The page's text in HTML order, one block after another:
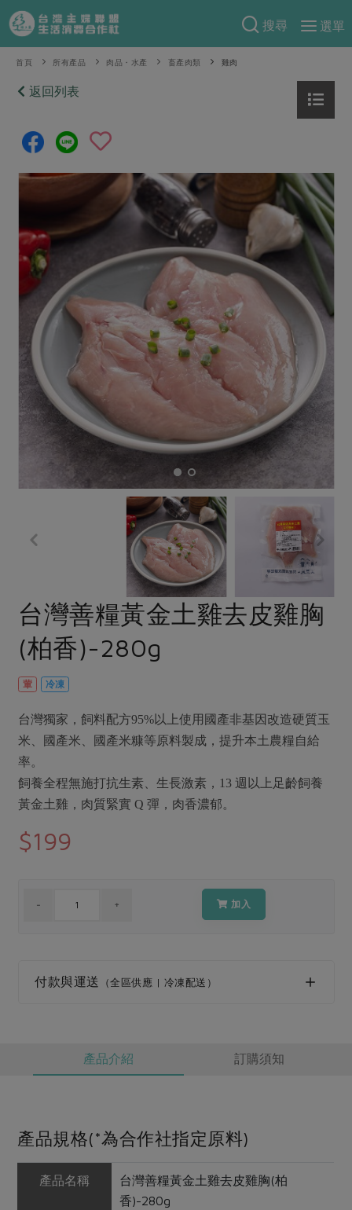
搜尋
選單
產品分類
當季蔬果
芽苗類
辛香料類
奶蛋豆・五穀
蛋 乳製品
豆製品 米麵雜糧
肉品・水產
畜產肉類 水產
水畜加工品
調理食材・點心
休閒零嘴 沖泡飲品
個人清潔
家庭清潔 織品
日用品
防災用品
最新產品
素食專區
樂齡友善
食譜料理
食材
海鮮
常備菜
蔬食
蛋料理
料理方式
烘焙．點心
醬料
湯品．鍋物
主題食譜
異國料理
養身食補
節慶大餐
高麗菜海鮮煎餅
特別企畫
預購活動
把最好的台灣味帶回家！
防災用品預購圓滿結束
2026年端午節預購圓滿結束
更多預購活動
當季產品
合作25-經典快閃最後一週
合作25-精選產品第四彈
合作25-精選產品第三彈
主婦聯盟X樂齡網特約優惠案
2024農業發展計畫年度報告
更多議題活動
把最好的台灣味帶回家！
綠主張
主婦食堂 一籃菜真心話
社內大小事 合作聯合國
產品故事 生活提案
樂齡生活 親子食育
廚房瑜伽
關注議題
減硝酸鹽
非基改運動 支持本土農糧
廢核運動 能源議題
減塑減廢
公益金 食農教育
生活者e週報
綠主張月刊
典藏閱覽室
認識合作社
關於我們
合作社組織
員工與求才
產品檢驗
自主把關
社員權益
選舉專區
最新消息
下載專區
地區活動
活動報下載
重要公告
首頁 所有產品 肉品・水產 畜產肉類 雞肉
返回列表
台灣善糧黃金土雞去皮雞胸
(柏香)-280g
葷 冷凍
台灣獨家，飼料配方95%以上使用國產非基因改造硬質玉
米、國產米、國產米糠等原料製成，提升本土農糧自給
率。
飼養全程無施打抗生素、生長激素，13 週以上足齡飼養
黃金土雞，肉質緊實 Q 彈，肉香濃郁。
$199
加入
付款與運送 （全區供應 | 冷凍配送）
產品介紹 訂購須知
產品規格(*為合作社指定原料)
產品名稱
台灣善糧黃金土雞去皮雞胸(柏
香)-280g